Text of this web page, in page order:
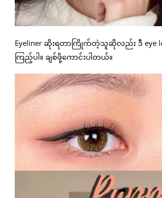
Eyeliner ဆိုးရတာကြိုက်တဲ့သူဆိုလည်း ဒီ eye
ကြည့်ပါ။ ချစ်ဖို့ကောင်းပါတယ်။